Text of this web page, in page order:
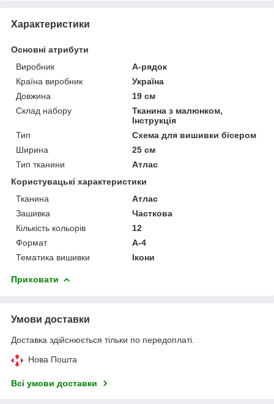
Характеристики
Основні атрибути
Виробник
А-рядок
Країна виробник
Україна
Довжина
19 см
Склад набору
Тканина з малюнком,
Інструкція
Тип
Схема для вишивки бісером
Ширина
25 см
Тип тканини
Атлас
Користувацькі характеристики
Тканина
Атлас
Зашивка
Часткова
Кількість кольорів
12
Формат
А-4
Тематика вишивки
Ікони
Приховати
Умови доставки
Доставка здійснюється тільки по передоплаті.
Нова Пошта
Всі умови доставки